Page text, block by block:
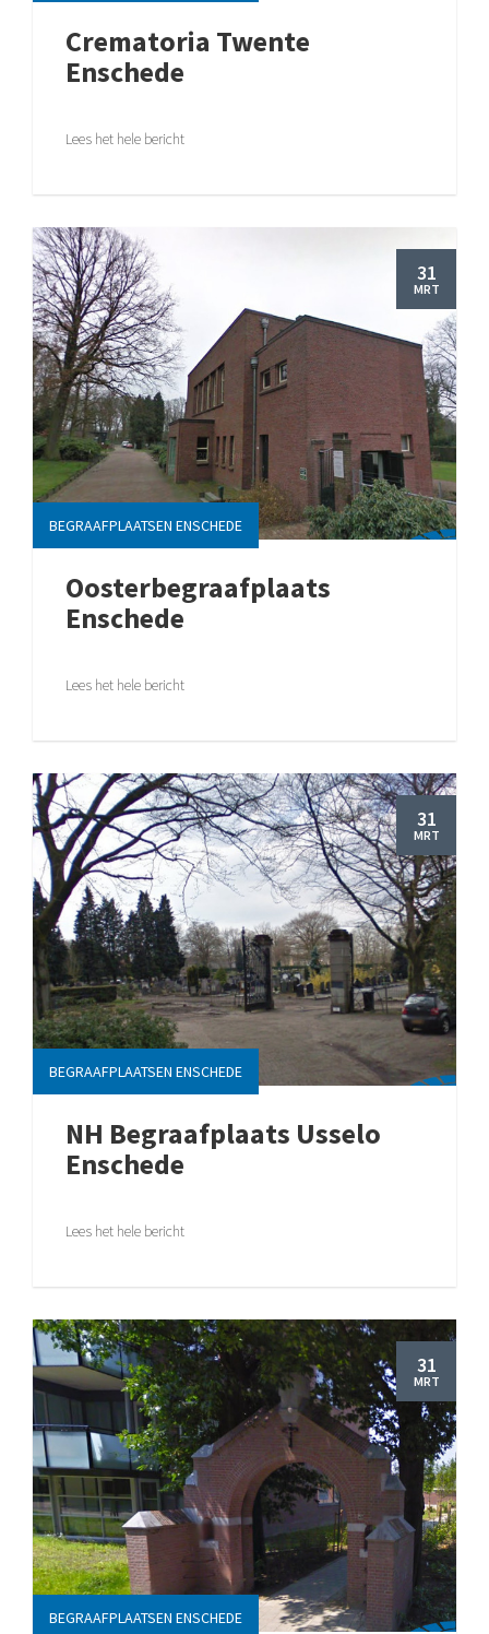
Crematoria Twente
Enschede
Lees het hele bericht
31
MRT
BEGRAAFPLAATSEN ENSCHEDE
Oosterbegraafplaats
Enschede
Lees het hele bericht
31
MRT
BEGRAAFPLAATSEN ENSCHEDE
NH Begraafplaats Usselo
Enschede
Lees het hele bericht
31
MRT
BEGRAAFPLAATSEN ENSCHEDE